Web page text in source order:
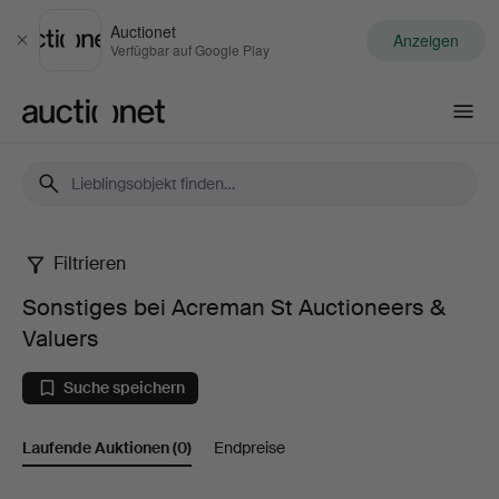
Schließen
Auctionet
Verfügbar auf Google Play Anzeigen
Sonstiges
bei
Acreman
St
Filtrieren
Sonstiges bei Acreman St Auctioneers &
Valuers
Suche speichern
Laufende Auktionen(0) Endpreise